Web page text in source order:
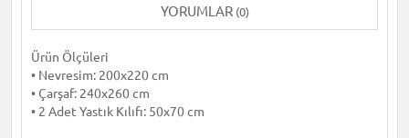
YORUMLAR (0)
Ürün Ölçüleri
• Nevresim: 200x220 cm
• Çarşaf: 240x260 cm
• 2 Adet Yastık Kılıfı: 50x70 cm